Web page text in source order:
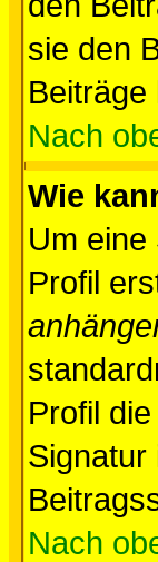
sie den
Nach
Wie
Um
Profil
Profil
Signatur
Nach